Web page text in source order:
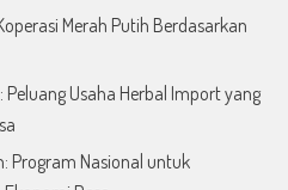
Merah Putih Berdasarkan
Peluang Usaha Herbal Import yang
Program Nasional untuk